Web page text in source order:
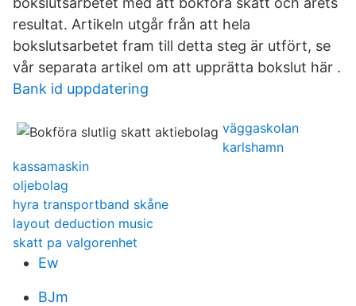
resultat. Artikeln utgår från att hela
bokslutsarbetet fram till detta steg är utfört, se
vår separata artikel om att upprätta bokslut här .
Bank id uppdatering
väggaskolan
karlshamn
kassamaskin
oljebolag
hyra transportband skåne
layout deduction music
skatt pa valgorenhet
Ew
BJm